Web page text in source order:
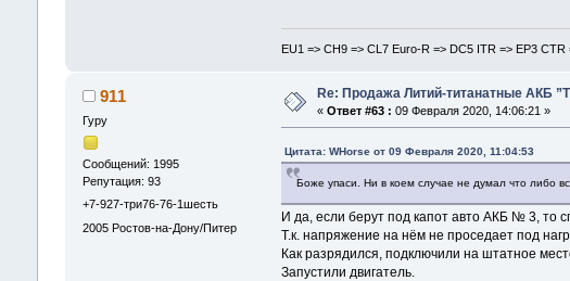
EU1 => CH9 => CL7 Euro-R => DC5 ITR => EP3
911
Гуру
Сообщений: 1995
Репутация: 93
+7-927-три76-76-1шесть
2005 Ростов-на-Дону/Питер
Re: Продажа Литий-титанатные АКБ
« Ответ #63 : 09 Февраля 2020, 14:06:21 »
Цитата: WHorse от 09 Февраля 2020, 11:04:53
Боже упаси. Ни в коем случае не думал что либо
И да, если берут под капот авто АКБ № 3, то
Т.к. напряжение на нём не проседает под
Как разрядился, подключили на штатное
Запустили двигатель.